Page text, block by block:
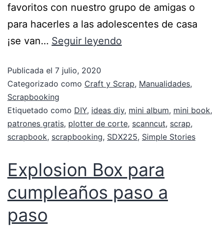
favoritos con nuestro grupo de amigas o
para hacerles a las adolescentes de casa
¡se van… Seguir leyendo
Publicada el 7 julio, 2020
Categorizado como Craft y Scrap, Manualidades,
Scrapbooking
Etiquetado como DIY, ideas diy, mini album, mini book,
patrones gratis, plotter de corte, scanncut, scrap,
scrapbook, scrapbooking, SDX225, Simple Stories
Explosion Box para
cumpleaños paso a
paso